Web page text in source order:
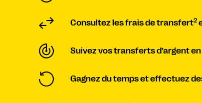
Consultez les frais de transfert2
Suivez vos transferts d’argent
Gagnez du temps et effectuez